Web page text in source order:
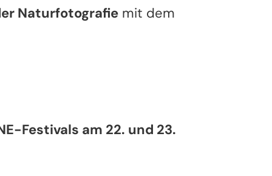
Naturfotografie mit dem
Festivals am 22. und 23.